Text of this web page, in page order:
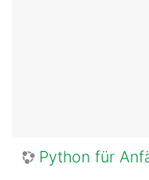
Python für